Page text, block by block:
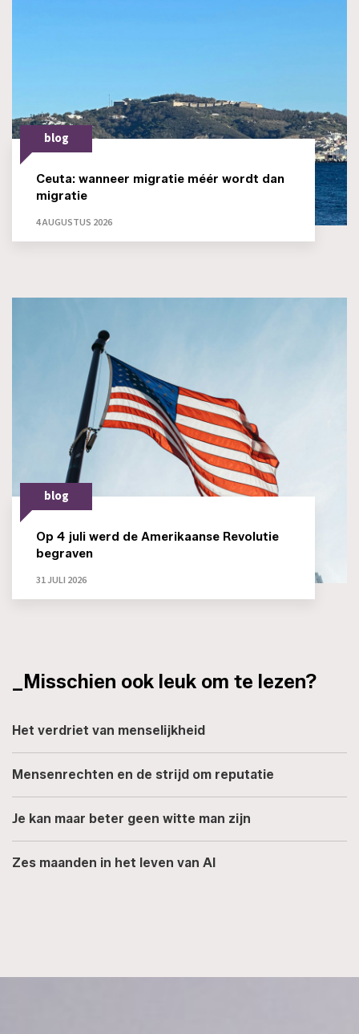
blog
Ceuta: wanneer migratie méér wordt dan
migratie
4 AUGUSTUS 2026
blog
Op 4 juli werd de Amerikaanse Revolutie
begraven
31 JULI 2026
_Misschien ook leuk om te lezen?
Het verdriet van menselijkheid
Mensenrechten en de strijd om reputatie
Je kan maar beter geen witte man zijn
Zes maanden in het leven van AI